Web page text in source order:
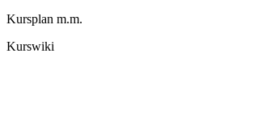
Kursplan m.m.
Kurswiki